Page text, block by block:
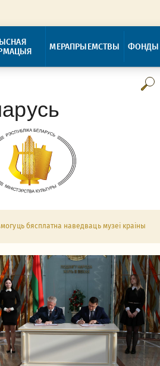
МЕРАПРЫЕМСТВЫ ФОНДЫ
бясплатна наведваць музеі краіны